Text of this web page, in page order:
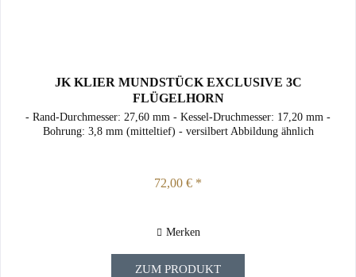
JK KLIER MUNDSTÜCK EXCLUSIVE 3C
FLÜGELHORN
- Rand-Durchmesser: 27,60 mm - Kessel-Druchmesser: 17,20 mm -
Bohrung: 3,8 mm (mitteltief) - versilbert Abbildung ähnlich
72,00 € *
Merken
ZUM PRODUKT